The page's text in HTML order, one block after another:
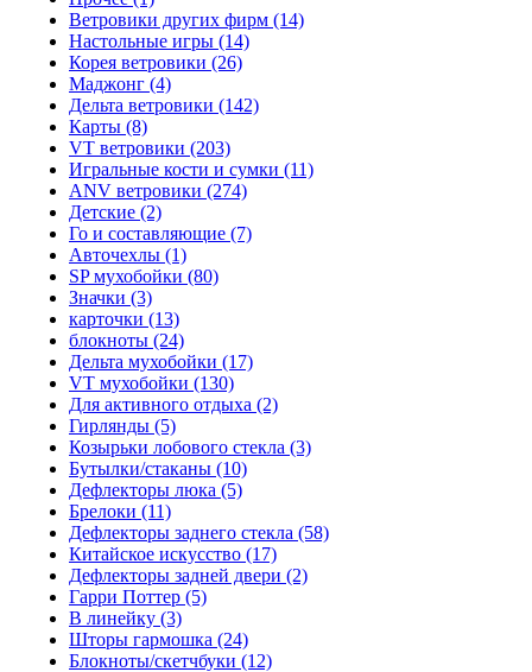
Ветровики других фирм (14)
Настольные игры (14)
Корея ветровики (26)
Маджонг (4)
Дельта ветровики (142)
Карты (8)
VT ветровики (203)
Игральные кости и сумки (11)
ANV ветровики (274)
Детские (2)
Го и составляющие (7)
Авточехлы (1)
SP мухобойки (80)
Значки (3)
карточки (13)
блокноты (24)
Дельта мухобойки (17)
VT мухобойки (130)
Для активного отдыха (2)
Гирлянды (5)
Козырьки лобового стекла (3)
Бутылки/стаканы (10)
Дефлекторы люка (5)
Брелоки (11)
Дефлекторы заднего стекла (58)
Китайское искусство (17)
Дефлекторы задней двери (2)
Гарри Поттер (5)
В линейку (3)
Шторы гармошка (24)
Блокноты/скетчбуки (12)